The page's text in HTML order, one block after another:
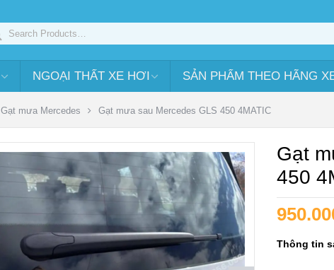
NGOẠI THẤT XE HƠI SẢN PHẨM THEO HÃNG
Gạt mưa Mercedes Gạt mưa sau Mercedes GLS 450 4MATIC
Gạt
450
Thông tin